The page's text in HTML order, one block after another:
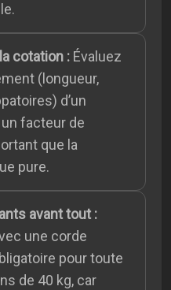
cotation : Évaluez
(longueur,
d’un
facteur de
que la
pure.
avant tout :
une corde
pour toute
de 40 kg, car